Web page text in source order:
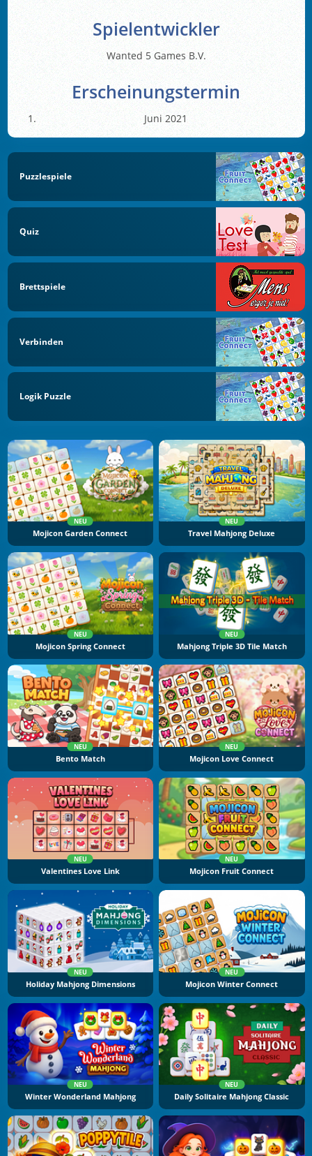
Spielentwickler
Wanted 5 Games B.V.
Erscheinungstermin
Juni 2021
Puzzlespiele
Quiz
Brettspiele
Verbinden
Logik Puzzle
NEU
Mojicon Garden Connect
NEU
Travel Mahjong Deluxe
NEU
Mojicon Spring Connect
NEU
Mahjong Triple 3D Tile Match
NEU
Bento Match
NEU
Mojicon Love Connect
NEU
Valentines Love Link
NEU
Mojicon Fruit Connect
NEU
Holiday Mahjong Dimensions
NEU
Mojicon Winter Connect
NEU
Winter Wonderland Mahjong
NEU
Daily Solitaire Mahjong Classic